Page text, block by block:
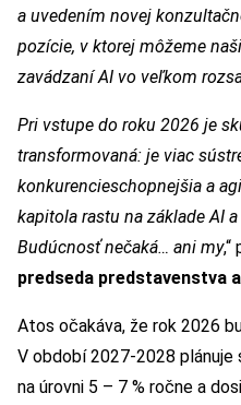
a uvedením novej
pozície, v ktorej môžeme
zavádzaní AI vo veľkom
Pri vstupe do roku 2026 je
transformovaná: je viac
konkurencieschopnejšia a
kapitola rastu na základe AI
Budúcnosť nečaká… ani my,“
predseda predstavenstva
Atos očakáva, že rok 2026
V období 2027-2028
na úrovni 5 – 7 % ročne a